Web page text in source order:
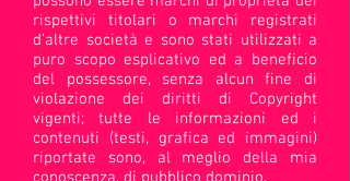
rispettivi titolari o marchi registrati
d’altre società e sono stati utilizzati a
puro scopo esplicativo ed a beneficio
del possessore, senza alcun fine di
violazione dei diritti di Copyright
vigenti; tutte le informazioni ed i
contenuti (testi, grafica ed immagini)
riportate sono, al meglio della mia